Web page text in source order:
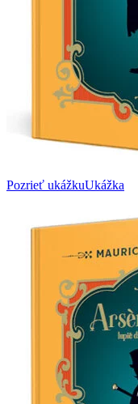
Pozrieť ukážkuUkážka